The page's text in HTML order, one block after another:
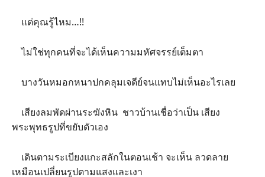
แต่คุณรู้ไหม…!!
ไม่ใช่ทุกคนที่จะได้เห็นความมหัศจรรย์เต็มตา
บางวันหมอกหนาปกคลุมเจดีย์จนแทบไม่เห็นอะไรเลย
เสียงลมพัดผ่านระฆังหิน ชาวบ้านเชื่อว่าเป็น เสียง
พระพุทธรูปที่ขยับตัวเอง
เดินตามระเบียงแกะสลักในตอนเช้า จะเห็น ลวดลาย
เหมือนเปลี่ยนรูปตามแสงและเงา